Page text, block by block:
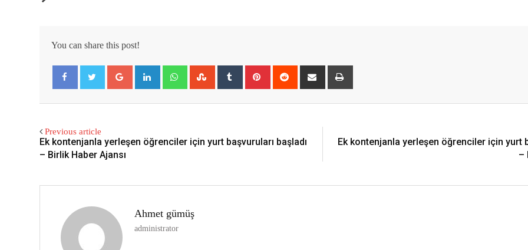
You can share this post!
Previous article
Ek kontenjanla yerleşen öğrenciler için yurt başvuruları başladı
– Birlik Haber Ajansı
Ek kontenjanla yerleşen öğrenciler için yurt
–
Ahmet gümüş
administrator